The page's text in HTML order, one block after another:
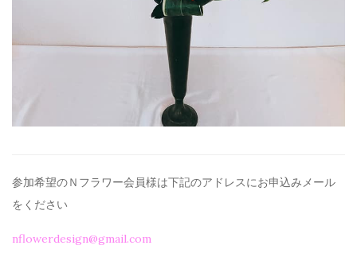
参加希望のＮフラワー会員様は下記のアドレスにお申込みメール
を ください
nflowerdesign@gmail.com